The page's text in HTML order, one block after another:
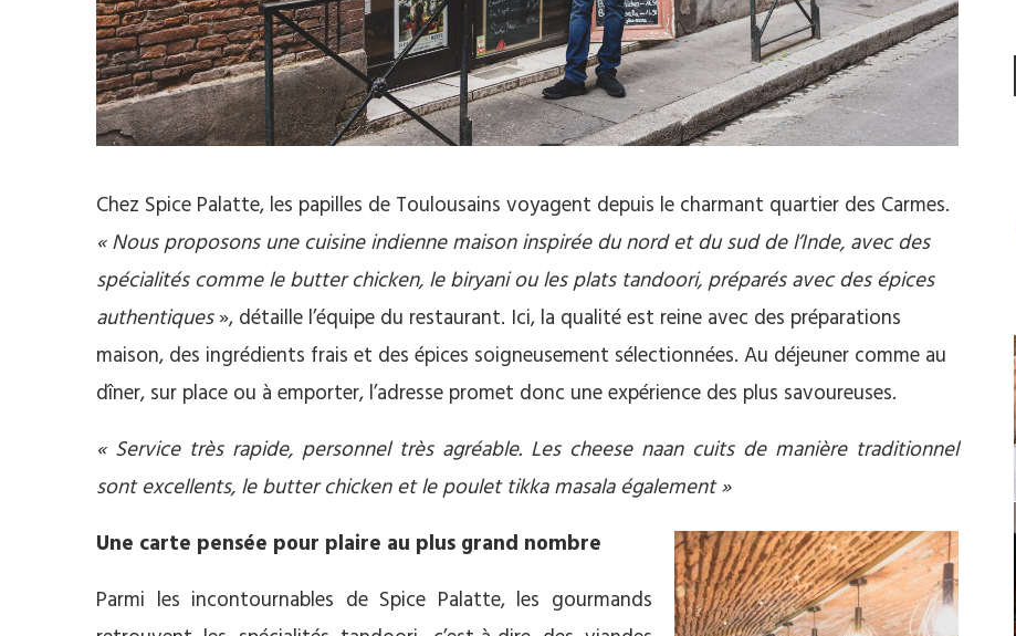
Chez Spice Palatte, les papilles de Toulousains voyagent depuis le charmant quartier des Carmes.
« Nous proposons une cuisine indienne maison inspirée du nord et du sud de l’Inde, avec des
spécialités comme le butter chicken, le biryani ou les plats tandoori, préparés avec des épices
authentiques», détaille l’équipe du restaurant. Ici, la qualité est reine avec des préparations
maison, des ingrédients frais et des épices soigneusement sélectionnées. Au déjeuner comme au
dîner, sur place ou à emporter, l’adresse promet donc une expérience des plus savoureuses.
« Service très rapide, personnel très agréable. Les cheese naan cuits de manière traditionnel
sont excellents, le butter chicken et le poulet tikka masala également »
Une carte pensée pour plaire au plus grand nombre
Parmi les incontournables de Spice Palatte, les gourmands